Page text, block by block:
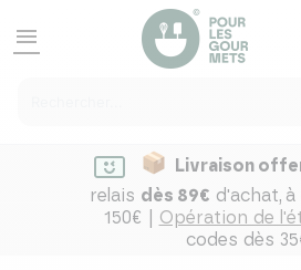
menu
Livraison
relais dès 89€ d'achat, à
150€ | Opération de
codes dès